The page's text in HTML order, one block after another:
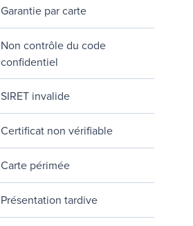
Garantie par carte
Non contrôle du code
confidentiel
SIRET invalide
Certificat non vérifiable
Carte périmée
Présentation tardive